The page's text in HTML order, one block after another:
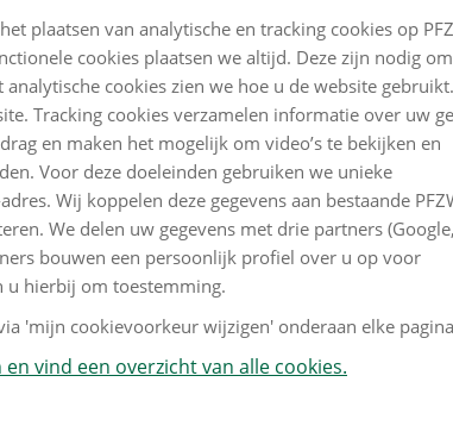
Nieuws
Voor de pers
PFZW Dichtbij
Werken bij PFZW
Responsible disclosure
Digitale toegankelijkheid
Disclaimer en copyright
plaatsen van analytische en tracking cookies op
cookies plaatsen we altijd. Deze zijn nodig
cookies zien we hoe u de website
Tracking cookies verzamelen informatie over uw
en maken het mogelijk om video’s te bekijken en
Voor deze doeleinden gebruiken we unieke
Wij koppelen deze gegevens aan bestaande
We delen uw gegevens met drie partners (Google,
bouwen een persoonlijk profiel over u op voor
u hierbij om toestemming.
'mijn cookievoorkeur wijzigen' onderaan elke
vind een overzicht van alle cookies.